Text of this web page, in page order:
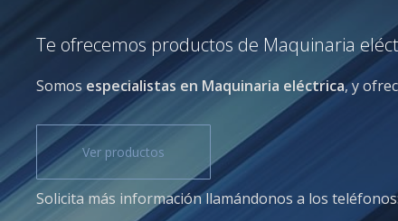
Te ofrecemos productos de Maquinaria
Somos especialistas en Maquinaria eléctrica, y
Ver productos
Solicita más información llamándonos a los teléfonos: